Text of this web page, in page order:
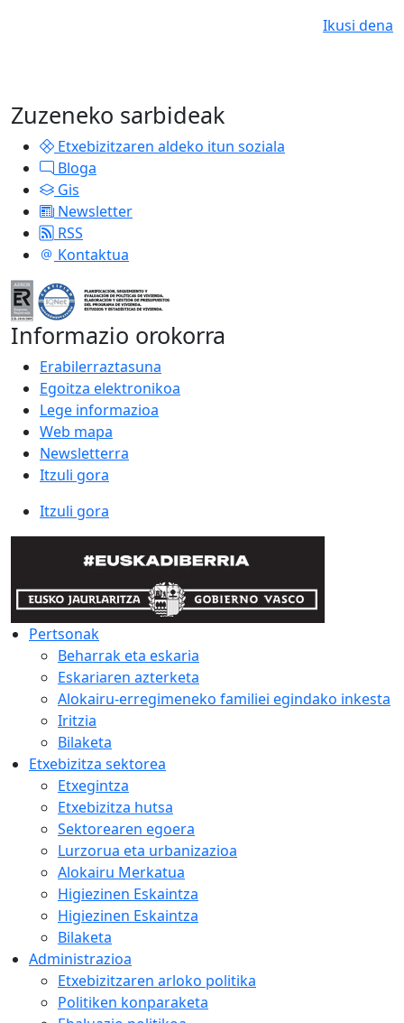
Ikusi dena
Zuzeneko sarbideak
Etxebizitzaren aldeko itun soziala
Bloga
Gis
Newsletter
RSS
Kontaktua
Informazio orokorra
Erabilerraztasuna
Egoitza elektronikoa
Lege informazioa
Web mapa
Newsletterra
Itzuli gora
Itzuli gora
Pertsonak
Beharrak eta eskaria
Eskariaren azterketa
Alokairu-erregimeneko familiei egindako inkesta
Iritzia
Bilaketa
Etxebizitza sektorea
Etxegintza
Etxebizitza hutsa
Sektorearen egoera
Lurzorua eta urbanizazioa
Alokairu Merkatua
Higiezinen Eskaintza
Higiezinen Eskaintza
Bilaketa
Administrazioa
Etxebizitzaren arloko politika
Politiken konparaketa